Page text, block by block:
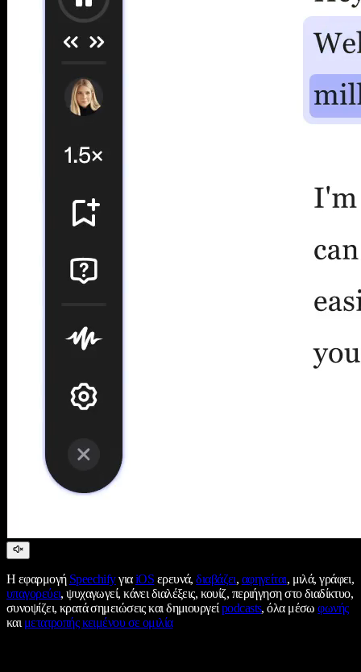
Η εφαρμογή SpeechifyγιαiOS ερευνά,διαβάζει, αφηγείται, μιλά, γράφει,
υπαγορεύει, ψυχαγωγεί, κάνει διαλέξεις, κουίζ, περιήγηση στο διαδίκτυο,
συνοψίζει, κρατά σημειώσεις και δημιουργείpodcasts, όλα μέσωφωνής
καιμετατροπής κειμένου σε ομιλία